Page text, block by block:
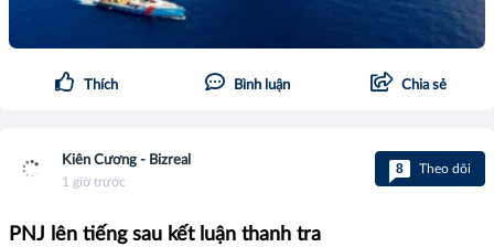
Thích Bình luận Chia sẻ
Kiên Cương - Bizreal
1 giờ trước
8 Theo dõi
PNJ lên tiếng sau kết luận thanh tra